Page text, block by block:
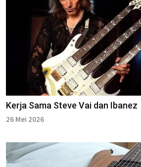
Kerja Sama Steve Vai dan Ibanez
26 Mei 2026